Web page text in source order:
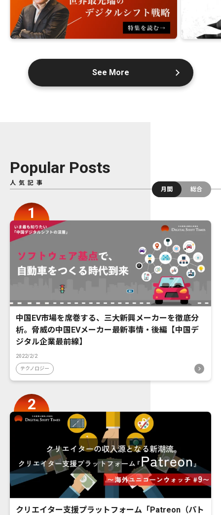
See More
Popular Posts
人気記事
月間
総合
中国EV市場を席巻する、三大新興メーカーを徹底分
析。脅威の中国EVメーカー最新事情・後編【中国デ
ジタル企業最前線】
2022/2/2
テクノロジー
クリエイター支援プラットフォーム「Patreon（パト